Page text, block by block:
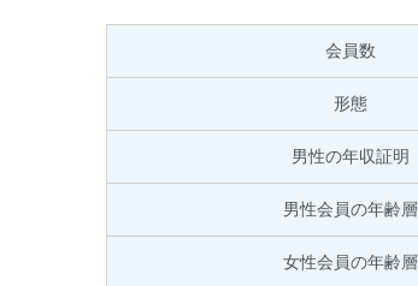
会員数
形態
男性の年収証明
男性会員の年齢層
女性会員の年齢層